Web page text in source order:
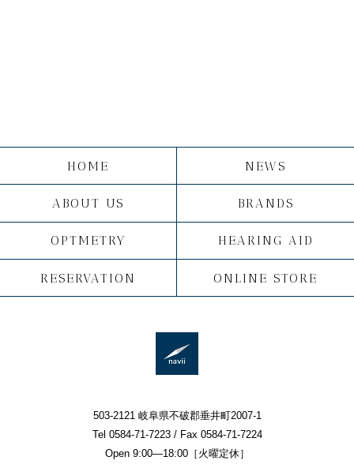
HOME NEWS
ABOUT US BRANDS
OPTMETRY HEARING AID
RESERVATION ONLINE STORE
503-2121 岐阜県不破郡垂井町2007-1
Tel 0584-71-7223 / Fax 0584-71-7224
Open 9:00—18:00［火曜定休］